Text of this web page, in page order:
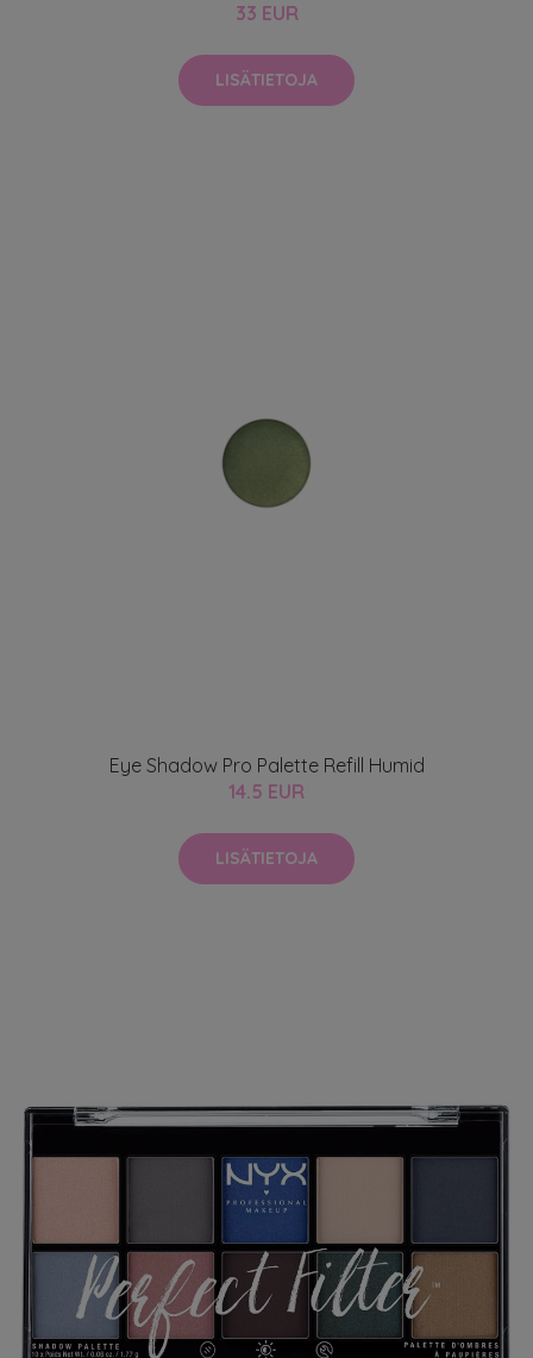
33 EUR
LISÄTIETOJA
Eye Shadow Pro Palette Refill Humid
14.5 EUR
LISÄTIETOJA